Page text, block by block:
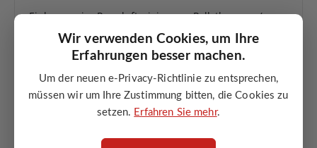
Wir verwenden Cookies, um Ihre
Erfahrungen besser machen.
Um der neuen e-Privacy-Richtlinie zu entsprechen,
müssen wir um Ihre Zustimmung bitten, die Cookies zu
setzen. Erfahren Sie mehr.
Einbauservice Pressluftreinigung – Pelletbrenner (vor
Einbau Pressluftreinigung im Pelletbrenner
durch ATMOS Servicetechniker
inkl. Grundeinstellung
nur bei gemeinsamer Bestellung möglich
kein nachträglicher Einbau